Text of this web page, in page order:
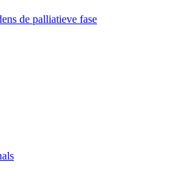
de palliatieve fase